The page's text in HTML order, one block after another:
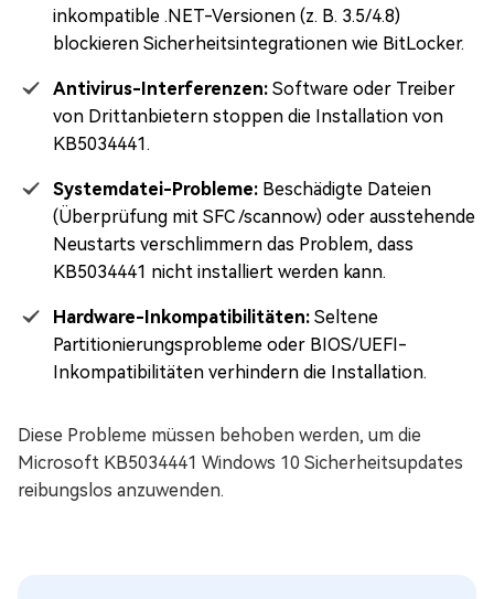
inkompatible .NET-Versionen (z. B. 3.5/4.8)
blockieren Sicherheitsintegrationen wie BitLocker.
Antivirus-Interferenzen: Software oder Treiber
von Drittanbietern stoppen die Installation von
KB5034441.
Systemdatei-Probleme: Beschädigte Dateien
(Überprüfung mit SFC /scannow) oder ausstehende
Neustarts verschlimmern das Problem, dass
KB5034441 nicht installiert werden kann.
Hardware-Inkompatibilitäten: Seltene
Partitionierungsprobleme oder BIOS/UEFI-
Inkompatibilitäten verhindern die Installation.
Diese Probleme müssen behoben werden, um die
Microsoft KB5034441 Windows 10 Sicherheitsupdates
reibungslos anzuwenden.